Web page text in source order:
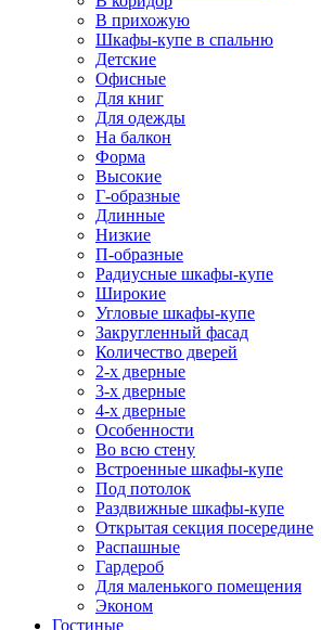
В прихожую
Шкафы-купе в спальню
Детские
Офисные
Для книг
Для одежды
На балкон
Форма
Высокие
Г-образные
Длинные
Низкие
П-образные
Радиусные шкафы-купе
Широкие
Угловые шкафы-купе
Закругленный фасад
Количество дверей
2-х дверные
3-х дверные
4-х дверные
Особенности
Во всю стену
Встроенные шкафы-купе
Под потолок
Раздвижные шкафы-купе
Открытая секция посередине
Распашные
Гардероб
Для маленького помещения
Эконом
Гостиные